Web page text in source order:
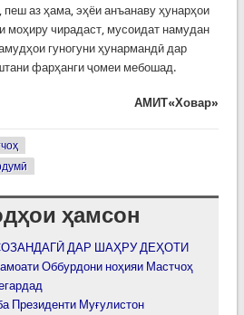
пеш аз ҳама, эҳёи анъанаву ҳунарҳои
моҳиру чирадаст, мусоидат намудан
гуногуни ҳунармандӣ дар
фарҳанги ҷомеи мебошад.
АМИТ«Ховар»
ҳамсон
ДАР ШАҲРУ ДЕҲОТИ
Оббурдони ноҳияи Мастчоҳ
Президенти Муғулистон